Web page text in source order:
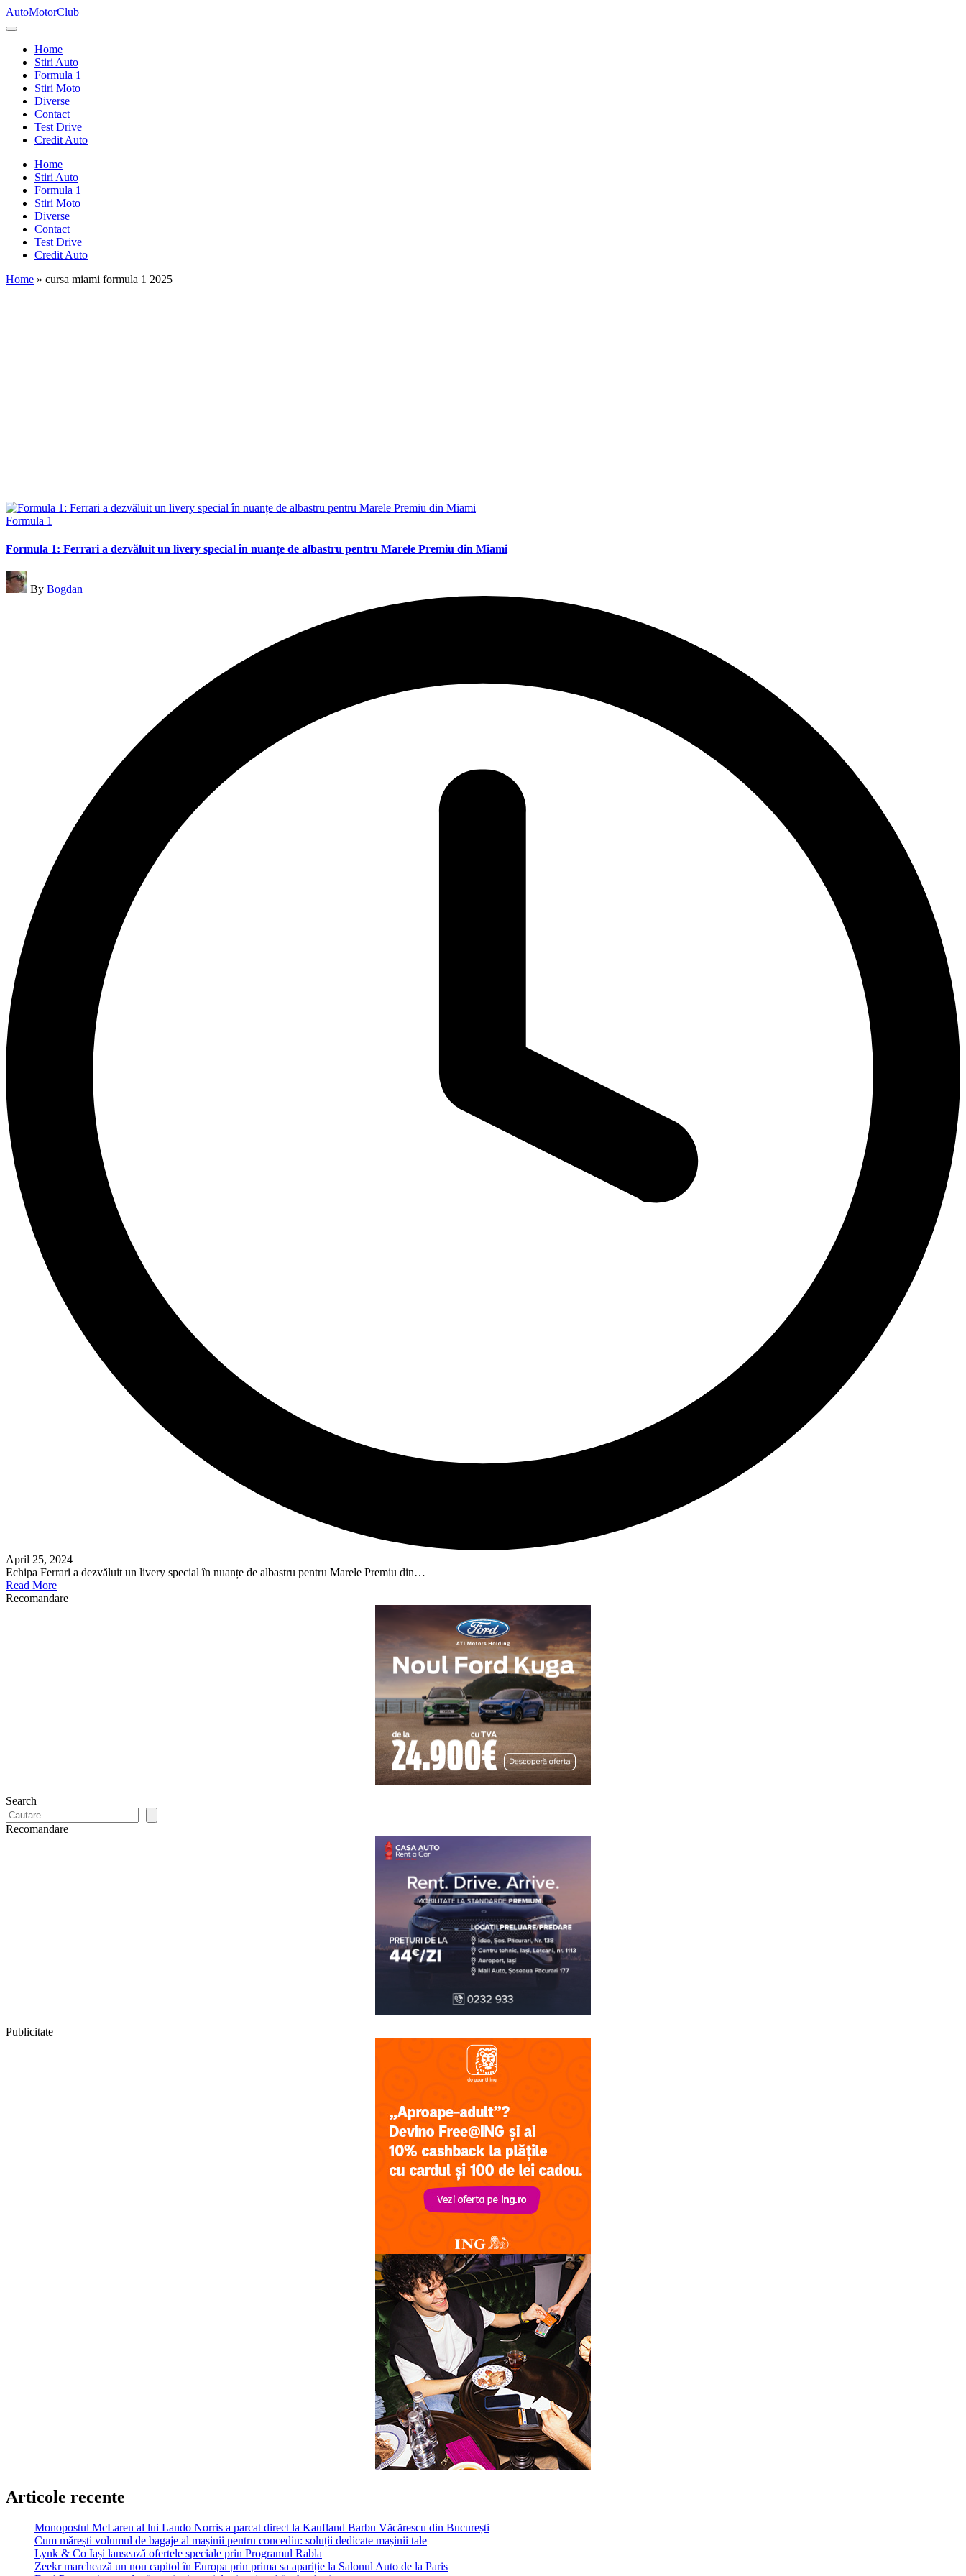
Skip
to
AutoMotorClub
Totul
masini
pasionatii
masini
Home
Stiri Auto
Formula 1
Stiri Moto
Diverse
Contact
Test Drive
Credit Auto
Home
Stiri Auto
Formula 1
Stiri Moto
Diverse
Contact
Test Drive
Credit Auto
Home » cursa miami formula 1 2025
Posted
Formula 1
Formula 1: Ferrari a dezvăluit un livery special în nuanțe de albastru pentru Marele Premiu din Miami
Posted
by
By Bogdan
April 25, 2024
Echipa Ferrari a dezvăluit un livery special în nuanțe de albastru pentru Marele Premiu din…
Read More
Recomandare
Search
Recomandare
Publicitate
Articole recente
Monopostul McLaren al lui Lando Norris a parcat direct la Kaufland Barbu Văcărescu din București
Cum mărești volumul de bagaje al mașinii pentru concediu: soluții dedicate mașinii tale
Lynk & Co Iași lansează ofertele speciale prin Programul Rabla
Zeekr marchează un nou capitol în Europa prin prima sa apariție la Salonul Auto de la Paris